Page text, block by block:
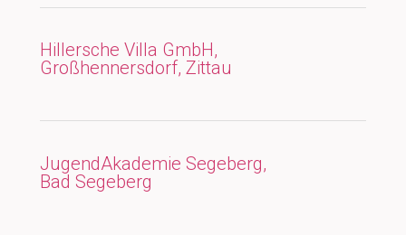
Hillersche Villa GmbH,
Großhennersdorf, Zittau
JugendAkademie Segeberg,
Bad Segeberg